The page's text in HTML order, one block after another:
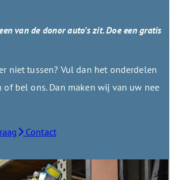
van de donor auto’s zit. Doe een gratis
niet tussen? Vul dan het onderdelen
bel ons. Dan maken wij van uw nee
Contact